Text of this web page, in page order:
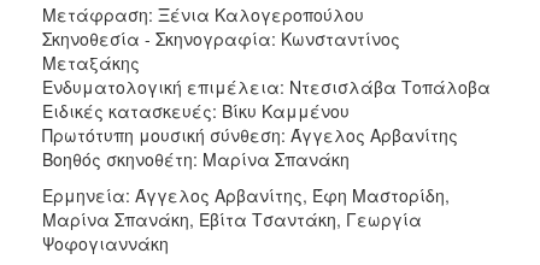
Μετάφραση: Ξένια Καλογεροπούλου
Σκηνοθεσία - Σκηνογραφία: Κωνσταντίνος
Μεταξάκης
Eνδυματολογική επιμέλεια: Ντεσισλάβα Τοπάλοβα
Ειδικές κατασκευές: Βίκυ Καμμένου
Πρωτότυπη μουσική σύνθεση: Άγγελος Αρβανίτης
Βοηθός σκηνοθέτη: Μαρίνα Σπανάκη
Ερμηνεία: Άγγελος Αρβανίτης, Έφη Μαστορίδη,
Μαρίνα Σπανάκη, Εβίτα Τσαντάκη, Γεωργία
Ψοφογιαννάκη